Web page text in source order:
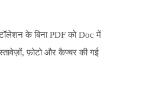
के बिना PDF को Doc में
फ़ोटो और कैप्चर की गई